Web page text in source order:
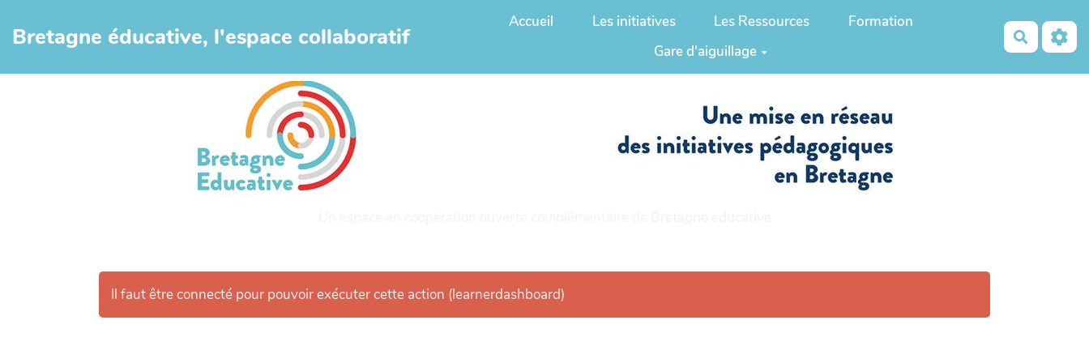
Bretagne éducative, l'espace collaboratif
Accueil Les initiatives Les Ressources
Formation
Gare d'aiguillage
Il faut être connecté pour pouvoir exécuter cette action (learnerdashboard)